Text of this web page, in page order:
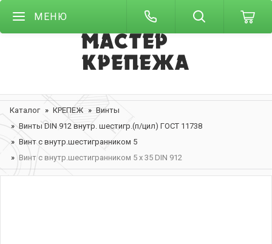
МЕНЮ
Каталог КРЕПЕЖ
Винты
Винты DIN 912 внутр. шестигр.(п/цил) ГОСТ 11738
Винт с внутр.шестигранником 5
Винт с внутр.шестигранником 5 х 35 DIN 912